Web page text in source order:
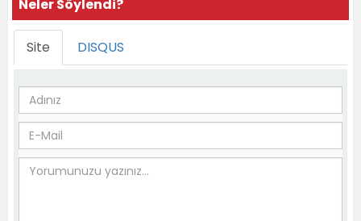
Neler Söylendi?
Site DISQUS